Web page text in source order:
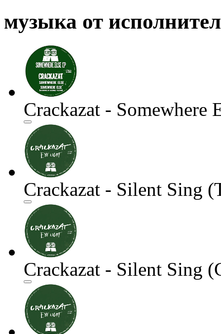
музыка от
Crackazat - Somewhere
Crackazat - Silent Sing
Crackazat - Silent Sing